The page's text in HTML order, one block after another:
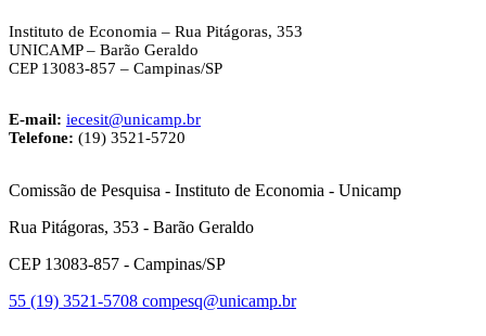
Instituto de Economia – Rua Pitágoras, 353
UNICAMP – Barão Geraldo
CEP 13083-857 – Campinas/SP
E-mail: iecesit@unicamp.br
Telefone: (19) 3521-5720
Comissão de Pesquisa - Instituto de Economia - Unicamp
Rua Pitágoras, 353 - Barão Geraldo
CEP 13083-857 - Campinas/SP
55 (19) 3521-5708 compesq@unicamp.br